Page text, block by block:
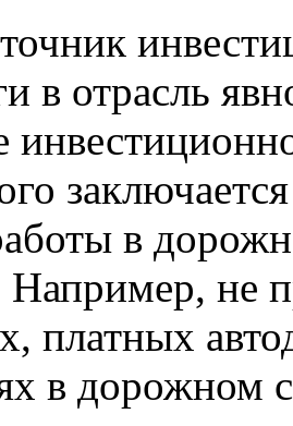
в отрасль
в
не
платных
в дорожном